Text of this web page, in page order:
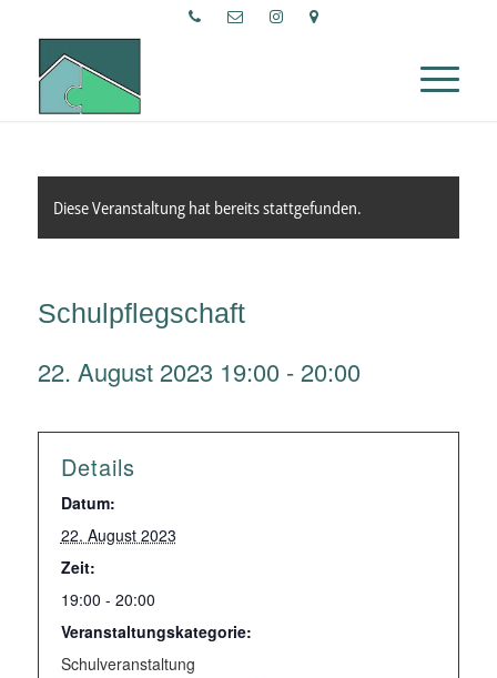
Diese Veranstaltung hat bereits stattgefunden.
Schulpflegschaft
22. August 2023 19:00 - 20:00
Details
Datum:
22. August 2023
Zeit:
19:00 - 20:00
Veranstaltungskategorie:
Schulveranstaltung